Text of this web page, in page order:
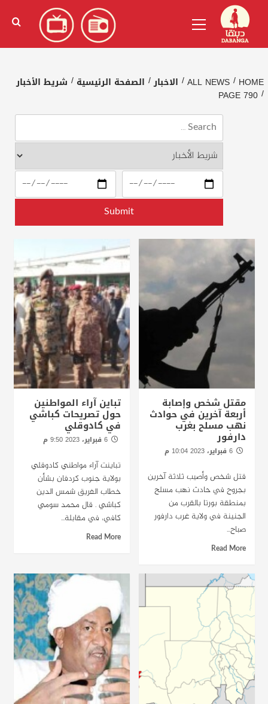
content
الإنجليزية)
Menu
HOME
ALL NEWS الاخبار الصفحة الرئيسية
شريط الأخبار
PAGE 790
مقتل شخص وإصابة
أربعة آخرين في حوادث
نهب مسلح بغرب
دارفور
6 فبراير، 2023 10:04 م
قتل شخص وأصيب ثلاثة آخرين
بجروح في حادث نهب مسلح
بمنطقة بورتا بالقرب من
الجنينة في ولاية غرب دارفور
صباح...
Read More
تباين آراء المواطنين
حول تصريحات كباشي
في كادوقلي
6 فبراير، 2023 9:50 م
تباينت آراء مواطني كادوقلي
بولاية جنوب كردفان بشأن
خطاب الفريق شمس الدين
كباشي . قال محمد سومي
كافي، في مقابلة...
Read More